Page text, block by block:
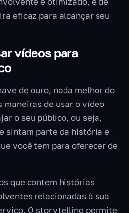
eficaz para alcançar seu
vídeos para
de ouro, nada melhor do
maneiras de usar o vídeo
o seu público, ou seja,
sintam parte da história e
você tem para oferecer de
que contem histórias
relacionadas à sua
O storytelling permite